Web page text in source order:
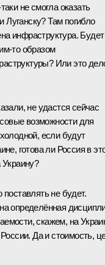
не смогла оказать
Луганску? Там погибло
инфраструктура.
образом
Или это
не удастся сейчас
возможности для
если будут
готова ли Россия в
Украину?
поставлять не будет.
определённая
скажем, на
Да и стоимость,